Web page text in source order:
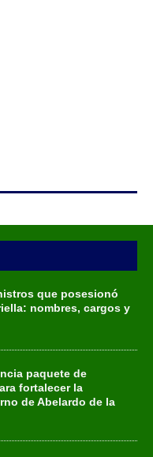
que posesionó
nombres, cargos y
paquete de
fortalecer la
de Abelardo de la